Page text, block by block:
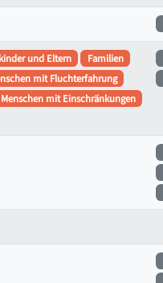
und Eltern
Familien
mit Fluchterfahrung
mit Einschränkungen